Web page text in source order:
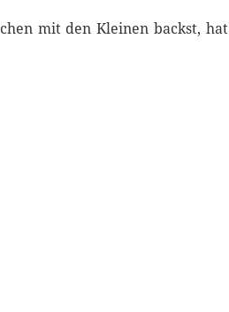
mit den Kleinen backst, hat